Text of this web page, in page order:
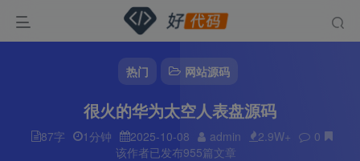
热门 网站源码
很火的华为太空人表盘源码
87字 1分钟 2025-10-08 admin 2.9W+
0
该作者已发布955篇文章